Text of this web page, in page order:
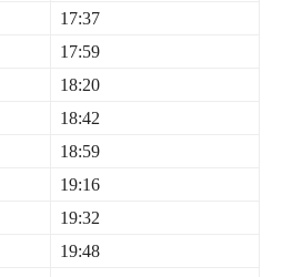
17:37
17:59
18:20
18:42
18:59
19:16
19:32
19:48